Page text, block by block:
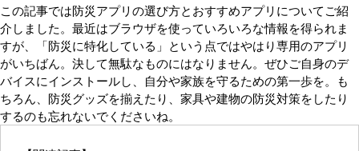
この記事では防災アプリの選び方とおすすめアプリについてご紹
介しました。最近はブラウザを使っていろいろな情報を得られま
すが、「防災に特化している」という点ではやはり専用のアプリ
がいちばん。決して無駄なものにはなりません。ぜひご自身のデ
バイスにインストールし、自分や家族を守るための第一歩を。も
ちろん、防災グッズを揃えたり、家具や建物の防災対策をしたり
するのも忘れないでくださいね。